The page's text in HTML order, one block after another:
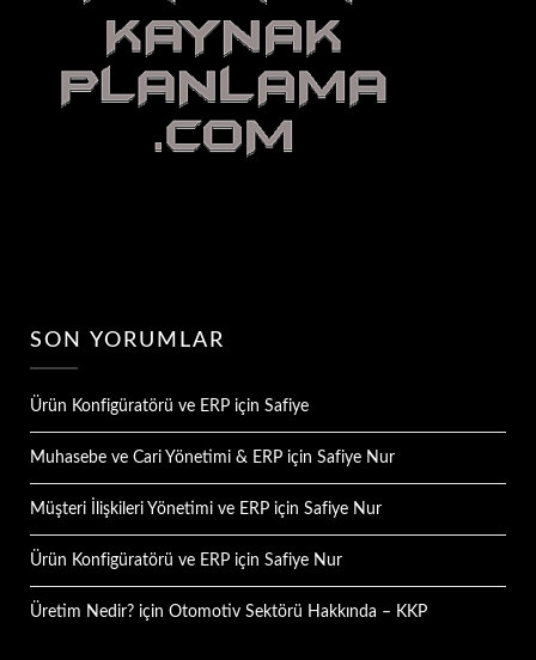
SON YORUMLAR
Ürün Konfigüratörü ve ERP için Safiye
Muhasebe ve Cari Yönetimi & ERP için Safiye Nur
Müşteri İlişkileri Yönetimi ve ERP için Safiye Nur
Ürün Konfigüratörü ve ERP için Safiye Nur
Üretim Nedir? için Otomotiv Sektörü Hakkında – KKP